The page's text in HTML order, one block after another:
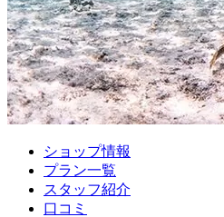
ショップ情報
プラン一覧
スタッフ紹介
口コミ